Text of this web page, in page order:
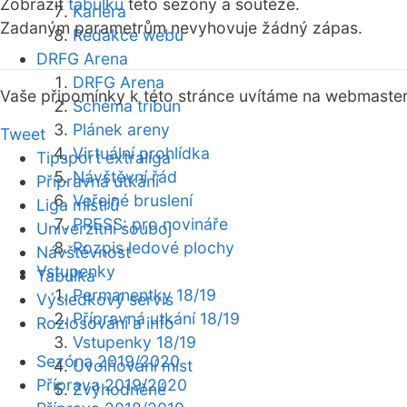
Kariéra
Redakce webu
DRFG Arena
DRFG Arena
Schéma tribun
Plánek areny
Virtuální prohlídka
Návštěvní řád
Veřejné bruslení
PRESS: pro novináře
Rozpis ledové plochy
Vstupenky
Permanentky 18/19
Přípravná utkání 18/19
Vstupenky 18/19
Uvolňování míst
Zvýhodněné
Zobrazit tabulku této sezóny a soutěže.
Zadaným parametrům nevyhovuje žádný zápas.
Vaše připomínky k této stránce uvítáme na webmaster
Tweet
Tipsport extraliga
Přípravná utkání
Liga mistrů
Univerzitní souboj
Návštěvnost
Tabulka
Výsledkový servis
Rozlosování a info
Sezóna 2019/2020
Příprava 2019/2020